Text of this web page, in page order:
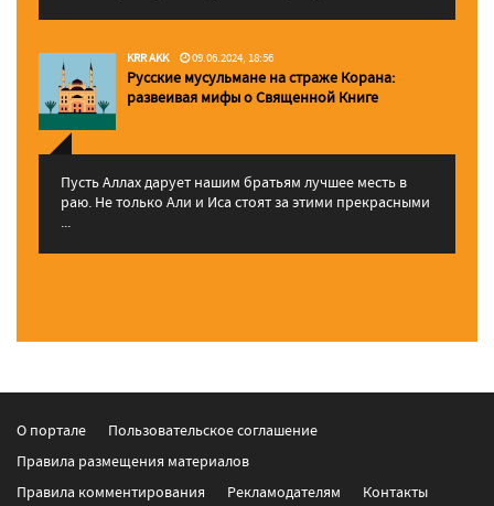
KRR AKK 09.06.2024, 18:56
Русские мусульмане на страже Корана:
pазвеивая мифы о Священной Книге
Пусть Аллах дарует нашим братьям лучшее месть в
раю. Не только Али и Иса стоят за этими прекрасными
...
О портале
Пользовательское соглашение
Правила размещения материалов
Правила комментирования
Рекламодателям Контакты